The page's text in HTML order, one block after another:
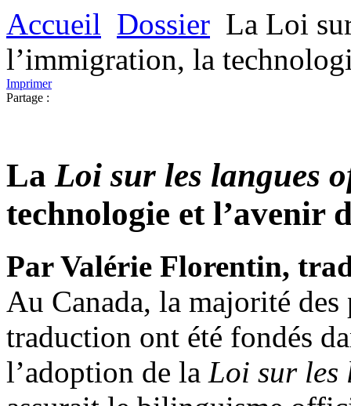
Accueil Dossier La Loi
l’immigration, la
Imprimer
Partage :
La Loi sur les langues
technologie et l’avenir
Par Valérie Florentin,
Au Canada, la majorité
traduction ont été fondés
l’adoption de la Loi sur les